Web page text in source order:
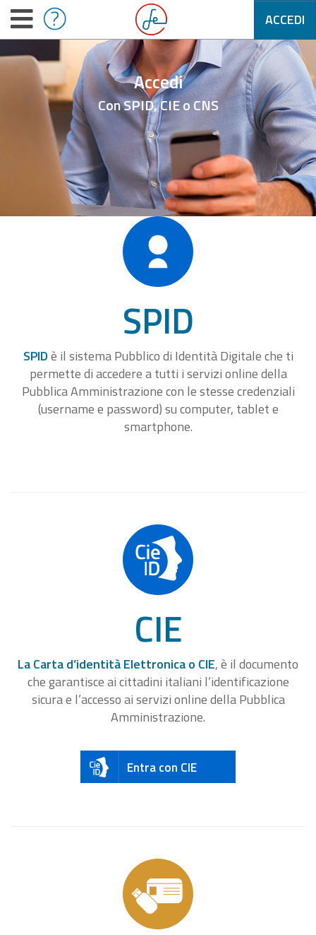
ACCEDI
Accedi
Con SPID, CIE o CNS
SPID
SPIDè il sistema Pubblico di Identità Digitale che ti
permette di accedere a tutti i servizi online della
Pubblica Amministrazione con le stesse credenziali
(username e password) su computer, tablet e
smartphone.
CIE
La Carta d’identità Elettronica o CIE, è il documento
che garantisce ai cittadini italiani l’identificazione
sicura e l’accesso ai servizi online della Pubblica
Amministrazione.
Entra con CIE